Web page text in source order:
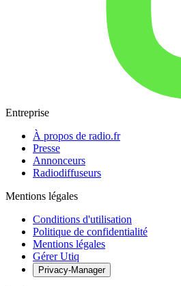
Entreprise
À propos de radio.fr
Presse
Annonceurs
Radiodiffuseurs
Mentions légales
Conditions d'utilisation
Politique de confidentialité
Mentions légales
Gérer Utiq
Privacy-Manager